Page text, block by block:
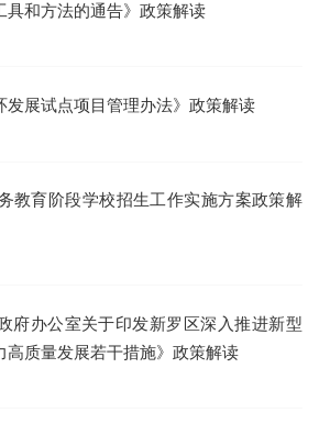
具和方法的通告》政策解读
发展试点项目管理办法》政策解读
教育阶段学校招生工作实施方案政策解
府办公室关于印发新罗区深入推进新型
高质量发展若干措施》政策解读